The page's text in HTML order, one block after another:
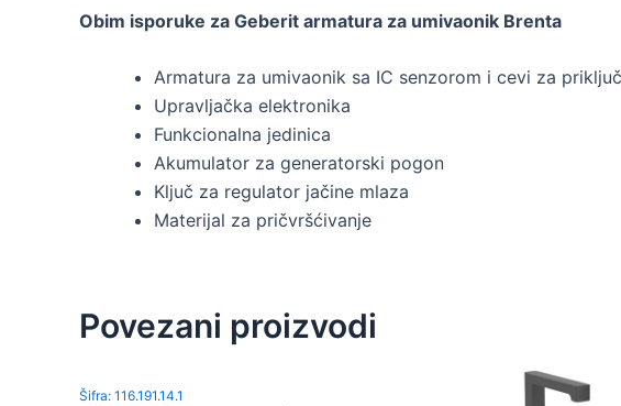
Obim isporuke za Geberit armatura za umivaonik Brenta
Armatura za umivaonik sa IC senzorom i cevi za
Upravljačka elektronika
Funkcionalna jedinica
Akumulator za generatorski pogon
Ključ za regulator jačine mlaza
Materijal za pričvršćivanje
Povezani proizvodi
Šifra: 116.191.14.1